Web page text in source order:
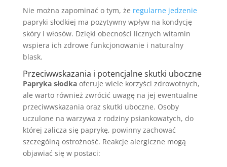
Nie można zapominać o tym, że regularne jedzenie
papryki słodkiej ma pozytywny wpływ na kondycję
skóry i włosów. Dzięki obecności licznych witamin
wspiera ich zdrowe funkcjonowanie i naturalny
blask.
Przeciwwskazania i potencjalne skutki uboczne
Papryka słodkaoferuje wiele korzyści zdrowotnych,
ale warto również zwrócić uwagę na jej ewentualne
przeciwwskazania oraz skutki uboczne. Osoby
uczulone na warzywa z rodziny psiankowatych, do
której zalicza się paprykę, powinny zachować
szczególną ostrożność. Reakcje alergiczne mogą
objawiać się w postaci: